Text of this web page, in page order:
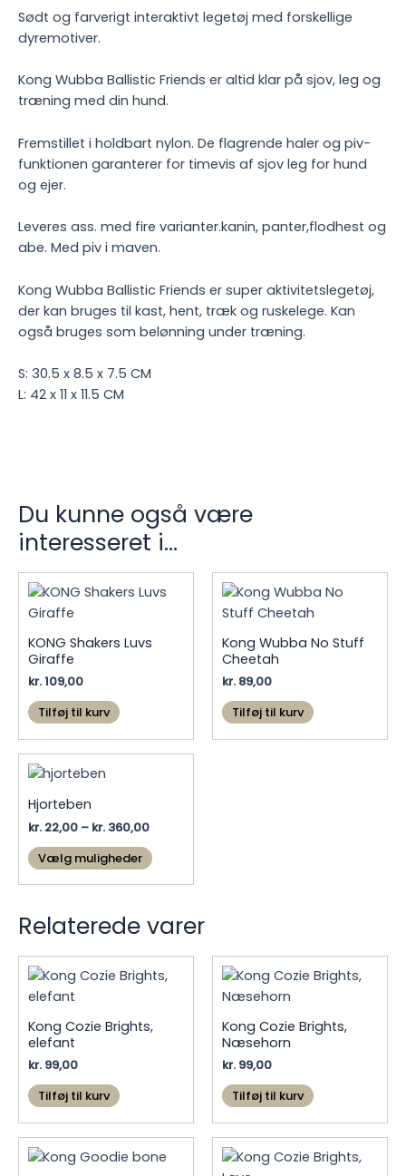
Sødt og farverigt interaktivt legetøj med forskellige
dyremotiver.
Kong Wubba Ballistic Friends er altid klar på sjov, leg og
træning med din hund.
Fremstillet i holdbart nylon. De flagrende haler og piv-
funktionen garanterer for timevis af sjov leg for hund
og ejer.
Leveres ass. med fire varianter.kanin, panter,flodhest og
abe. Med piv i maven.
Kong Wubba Ballistic Friends er super aktivitetslegetøj,
der kan bruges til kast, hent, træk og ruskelege. Kan
også bruges som belønning under træning.
S: 30.5 x 8.5 x 7.5 CM
L: 42 x 11 x 11.5 CM
Du kunne også være
interesseret i…
KONG Shakers Luvs
Giraffe
kr.109,00
Tilføj til kurv
Kong Wubba No Stuff
Cheetah
kr. 89,00
Tilføj til kurv
Hjorteben
kr. 22,00 – kr. 360,00Prisinterval:
til
Vælg muligheder Dette
varianter.
Mulighederne
kan
varesiden
Relaterede varer
Kong Cozie Brights,
elefant
kr. 99,00
Tilføj til kurv
Kong Cozie Brights,
Næsehorn
kr. 99,00
Tilføj til kurv